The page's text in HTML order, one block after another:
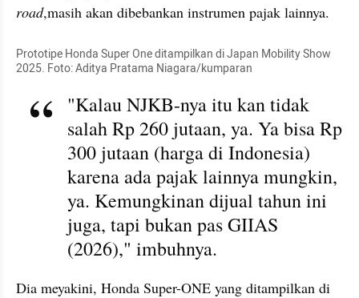
road,masih akan dibebankan instrumen pajak lainnya.
Prototipe Honda Super One ditampilkan di Japan Mobility Show
2025. Foto: Aditya Pratama Niagara/kumparan
"Kalau NJKB-nya itu kan tidak
salah Rp 260 jutaan, ya. Ya bisa Rp
300 jutaan (harga di Indonesia)
karena ada pajak lainnya mungkin,
ya. Kemungkinan dijual tahun ini
juga, tapi bukan pas GIIAS
(2026)," imbuhnya.
Dia meyakini, Honda Super-ONE yang ditampilkan di